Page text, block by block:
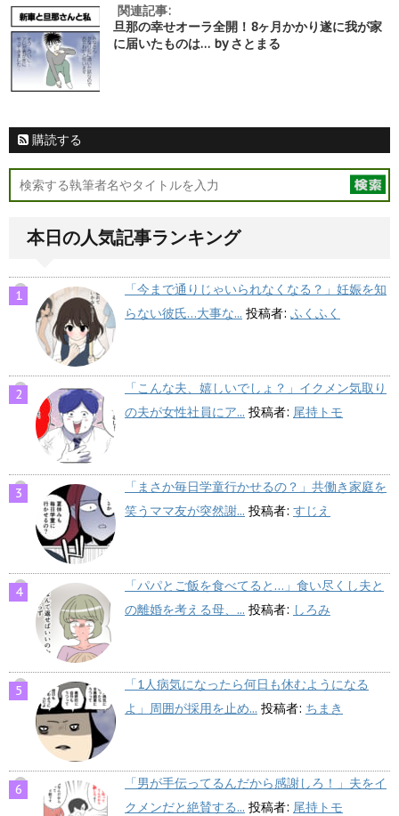
関連記事:
旦那の幸せオーラ全開！8ヶ月かかり遂に我が家
に届いたものは… by さとまる
購読する
本日の人気記事ランキング
「今まで通りじゃいられなくなる？」妊娠を知
らない彼氏…大事な... 投稿者: ふくふく
「こんな夫、嬉しいでしょ？」イクメン気取り
の夫が女性社員にア... 投稿者: 尾持トモ
「まさか毎日学童行かせるの？」共働き家庭を
笑うママ友が突然謝... 投稿者: すじえ
「パパとご飯を食べてると…」食い尽くし夫と
の離婚を考える母、... 投稿者: しろみ
「1人病気になったら何日も休むようになる
よ」周囲が採用を止め... 投稿者: ちまき
「男が手伝ってるんだから感謝しろ！」夫をイ
クメンだと絶賛する... 投稿者: 尾持トモ